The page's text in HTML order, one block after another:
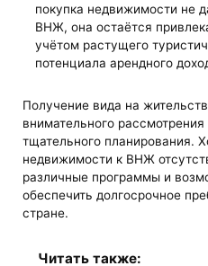
покупка недвижимости не
ВНЖ, она остаётся
учётом растущего
потенциала арендного
Получение вида на
внимательного
тщательного планирования.
недвижимости к ВНЖ
различные программы и
обеспечить долгосрочное
стране.
Читать также: